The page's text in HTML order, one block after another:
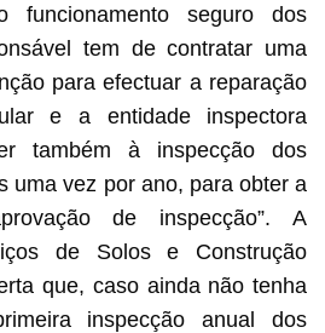
funcionamento seguro dos
tem de contratar uma
para efectuar a reparação
e a entidade inspectora
também à inspecção dos
uma vez por ano, para obter a
de inspecção”. A
de Solos e Construção
que, caso ainda não tenha
inspecção anual dos